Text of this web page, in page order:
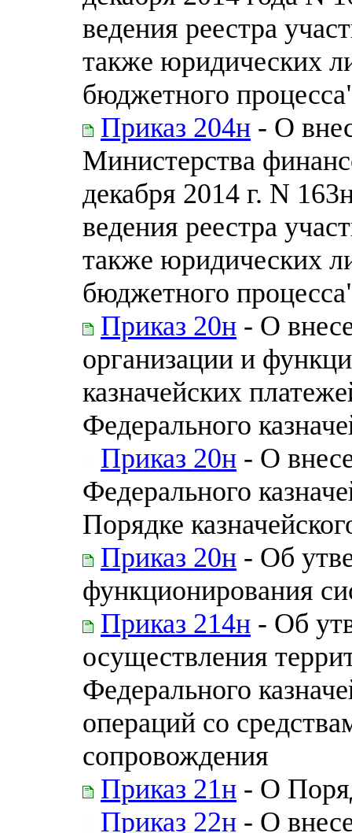
ведения реестра
также юридических
бюджетного
Приказ 204н - О
Министерства
декабря 2014 г. N
ведения реестра
также юридических
бюджетного
Приказ 20н - О
организации и
казначейских
Федерального
Приказ 20н - О
Федерального
Порядке
Приказ 20н - Об
функционирования
Приказ 214н - Об
осуществления
Федерального
операций со
сопровождения
Приказ 21н - О
Приказ 22н - О